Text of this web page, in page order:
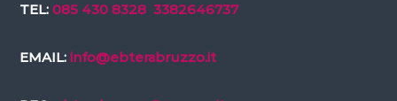
TEL: 085 430 8328 3382646737
EMAIL: info@ebterabruzzo.it